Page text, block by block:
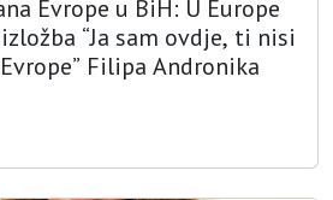
Evrope u BiH: U Europe
“Ja sam ovdje, ti nisi
Filipa Andronika